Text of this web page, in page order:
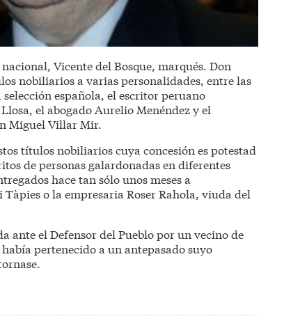
Vicente del Bosque, marqués. Don
nobiliarios a varias personalidades, entre las
española, el escritor peruano
el abogado Aurelio Menéndez y el
Miguel Villar Mir.
títulos nobiliarios cuya concesión es potestad
de personas galardonadas en diferentes
hace tan sólo unos meses a
o la empresaria Roser Rahola, viuda del
ante el Defensor del Pueblo por un vecino de
pertenecido a un antepasado suyo